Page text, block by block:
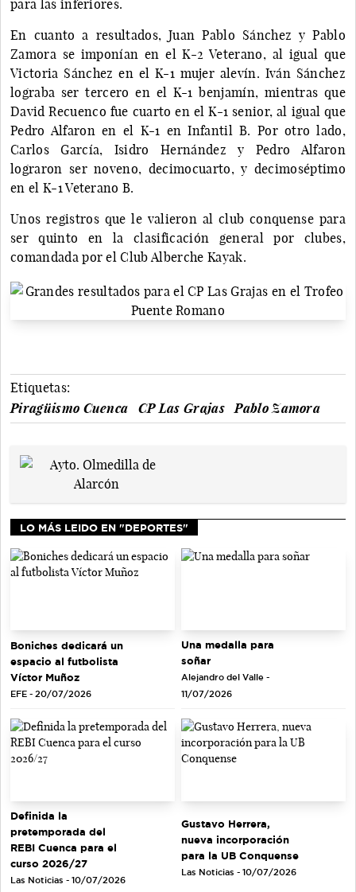
para las inferiores.
En cuanto a resultados, Juan Pablo Sánchez y Pablo
Zamora se imponían en el K-2 Veterano, al igual que
Victoria Sánchez en el K-1 mujer alevín. Iván Sánchez
lograba ser tercero en el K-1 benjamín, mientras que
David Recuenco fue cuarto en el K-1 senior, al igual que
Pedro Alfaron en el K-1 en Infantil B. Por otro lado,
Carlos García, Isidro Hernández y Pedro Alfaron
lograron ser noveno, decimocuarto, y decimoséptimo
en el K-1 Veterano B.
Unos registros que le valieron al club conquense para
ser quinto en la clasificación general por clubes,
comandada por el Club Alberche Kayak.
Etiquetas:
Piragüismo Cuenca
CP Las Grajas Pablo Zamora
LO MÁS LEIDO EN "DEPORTES"
Boniches dedicará un
espacio al futbolista
Víctor Muñoz
EFE - 20/07/2026
Una medalla para
soñar
Alejandro del Valle -
11/07/2026
Definida la
pretemporada del
REBI Cuenca para el
curso 2026/27
Las Noticias - 10/07/2026
Gustavo Herrera,
nueva incorporación
para la UB Conquense
Las Noticias - 10/07/2026